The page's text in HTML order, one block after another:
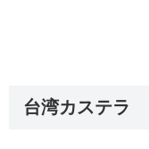
台湾カステラ